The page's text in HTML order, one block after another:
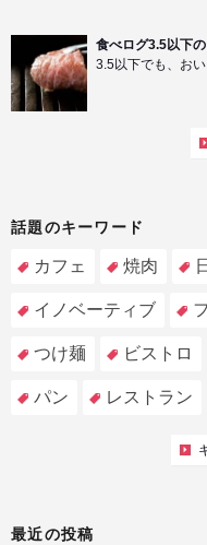
食べログ3.5以下
3.5以下でも、お
話題のキーワード
カフェ 焼肉
イノベーティブ
つけ麺 ビストロ
パン レストラン
最近の投稿